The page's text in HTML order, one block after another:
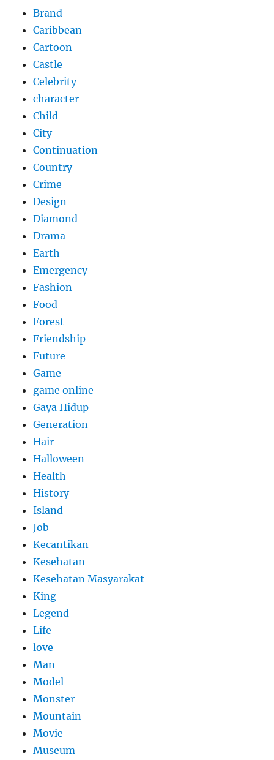
Brand
Caribbean
Cartoon
Castle
Celebrity
character
Child
City
Continuation
Country
Crime
Design
Diamond
Drama
Earth
Emergency
Fashion
Food
Forest
Friendship
Future
Game
game online
Gaya Hidup
Generation
Hair
Halloween
Health
History
Island
Job
Kecantikan
Kesehatan
Kesehatan Masyarakat
King
Legend
Life
love
Man
Model
Monster
Mountain
Movie
Museum